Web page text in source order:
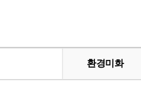
환경미화